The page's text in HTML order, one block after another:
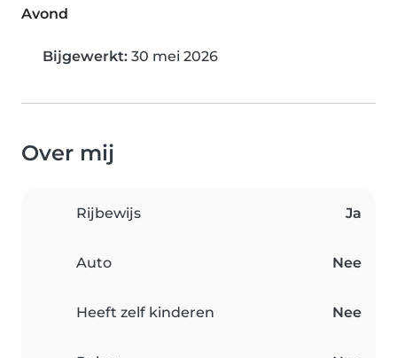
Avond
Bijgewerkt: 30 mei 2026
Over mij
Rijbewijs Ja
Auto Nee
Heeft zelf kinderen Nee